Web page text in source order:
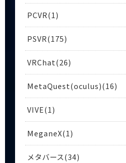
PCVR 1
PSVR 175
VRChat 26
MetaQuest(oculus) 16
VIVE 1
MeganeX 1
メタバース 34